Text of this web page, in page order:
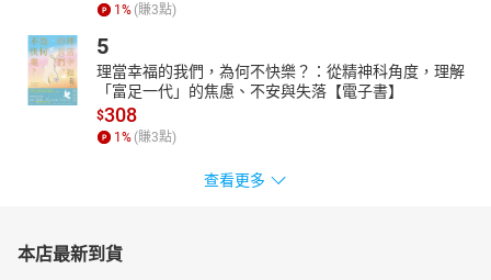
關係
◎五個單元，20堂課：讓對方想聽、聽得清楚、聽懂、聽透、聽進
去！
◎一週一次10分鐘，加上課後練習，知行合一，強化學習
每天一次練起來，成就你的幸福溝通！
納你聽到那三個重點。
1 % (賺3點)
5
理當幸福的我們，為何不快樂？：從精神科角度，理解
「富足一代」的焦慮、不安與失落【電子書】
$308
1 % (賺3點)
查看更多
本店最新到貨